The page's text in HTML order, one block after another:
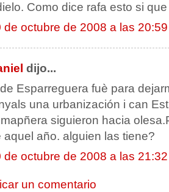
Como dice rafa esto si
de octubre de 2008 a las 20:59
dijo...
de Esparreguera fuè para
una urbanización i can
siguieron hacia
aquel año. alguien las tiene?
de octubre de 2008 a las 21:32
un comentario